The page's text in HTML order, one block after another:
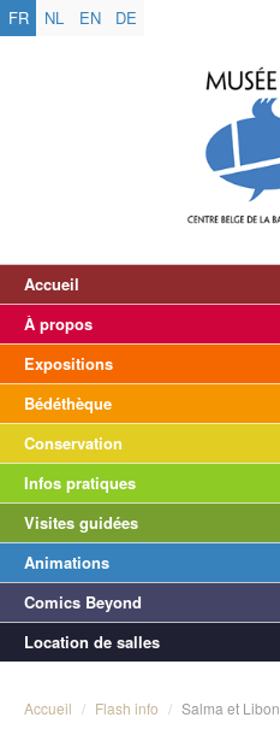
FR NL EN DE
Accueil
À propos
Expositions
Bédéthèque
Conservation
Infos pratiques
Visites guidées
Animations
Comics Beyond
Location de salles
Accueil / Flash info / Salma et